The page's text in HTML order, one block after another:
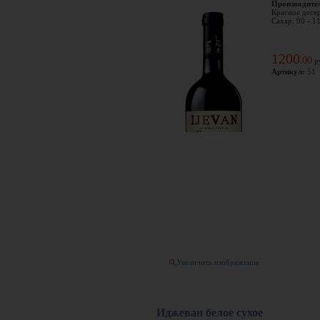
Увеличить изображение
Красное
Сахар: 90 -
1200 00
Артикул: 51
Иджеван белое сухое